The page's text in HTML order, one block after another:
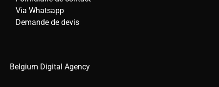
Via Whatsapp
Demande de devis
Belgium Digital Agency